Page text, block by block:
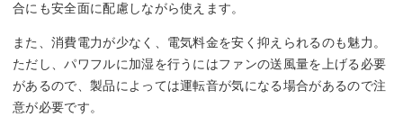
合にも安全面に配慮しながら使えます。
また、消費電力が少なく、電気料金を安く抑えられるのも魅力。
ただし、パワフルに加湿を行うにはファンの送風量を上げる必要
があるので、製品によっては運転音が気になる場合があるので注
意が必要です。